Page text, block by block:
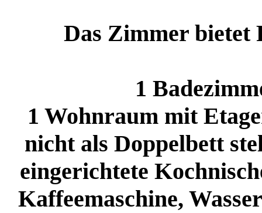
Das Zimmer bietet
1
1 Wohnraum mit
nicht als Doppelbett
eingerichtete
Kaffeemaschine,